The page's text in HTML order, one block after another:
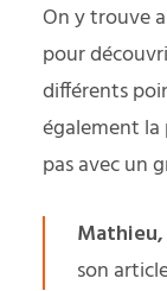
On y trouve
pour
différents
également la
pas avec un
son